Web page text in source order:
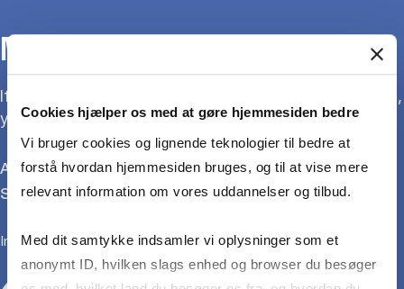
Cookies hjælper os med at gøre hjemmesiden bedre
Vi bruger cookies og lignende teknologier til bedre at
forstå hvordan hjemmesiden bruges, og til at vise mere
relevant information om vores uddannelser og tilbud.
Med dit samtykke indsamler vi oplysninger som et
anonymt ID, hvilken slags enhed og browser du besøger
MASTER PROGRAMMES
If you have questions about CBS' master programmes,
you can find more information here:
Application and admission
Student life
In case you have questions you are welcome to contact us.